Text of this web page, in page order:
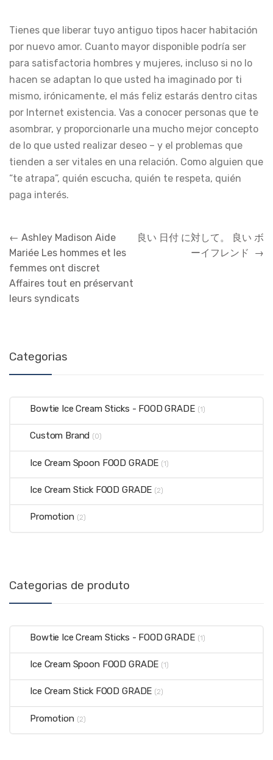
Tienes que liberar tuyo antiguo tipos hacer habitación
por nuevo amor. Cuanto mayor disponible podría ser
para satisfactoria hombres y mujeres, incluso si no lo
hacen se adaptan lo que usted ha imaginado por ti
mismo, irónicamente, el más feliz estarás dentro citas
por Internet existencia. Vas a conocer personas que te
asombrar, y proporcionarle una mucho mejor concepto
de lo que usted realizar deseo – y el problemas que
tienden a ser vitales en una relación. Como alguien que
“te atrapa”, quién escucha, quién te respeta, quién
paga interés.
← Ashley Madison Aide
Mariée Les hommes et les
femmes ont discret
Affaires tout en préservant
leurs syndicats
良い 日付 に対して。 良い ボ
ーイフレンド
→
Categorias
Bowtie Ice Cream Sticks - FOOD GRADE (1)
Custom Brand (0)
Ice Cream Spoon FOOD GRADE (1)
Ice Cream Stick FOOD GRADE (2)
Promotion (2)
Categorias de produto
Bowtie Ice Cream Sticks - FOOD GRADE (1)
Ice Cream Spoon FOOD GRADE (1)
Ice Cream Stick FOOD GRADE (2)
Promotion (2)